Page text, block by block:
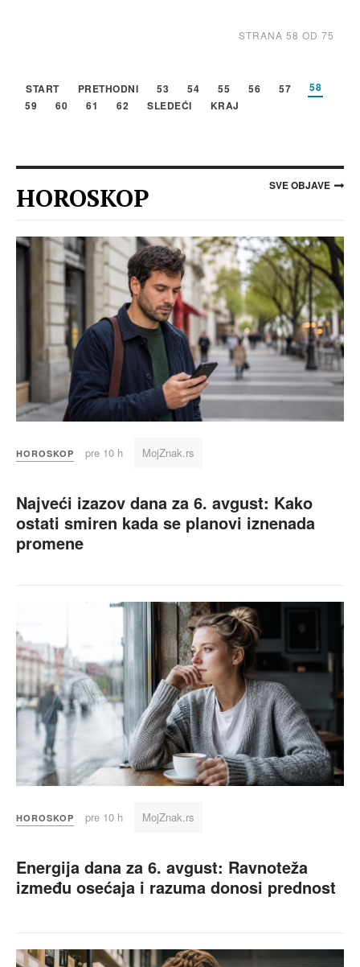
STRANA 58 OD 75
START PRETHODNI 53 54 55 56 57
58
59
60 61 62 SLEDEĆI KRAJ
HOROSKOP SVE OBJAVE
HOROSKOP pre 10 h MojZnak.rs
Najveći izazov dana za 6. avgust: Kako
ostati smiren kada se planovi iznenada
promene
HOROSKOP pre 10 h MojZnak.rs
Energija dana za 6. avgust: Ravnoteža
između osećaja i razuma donosi prednost